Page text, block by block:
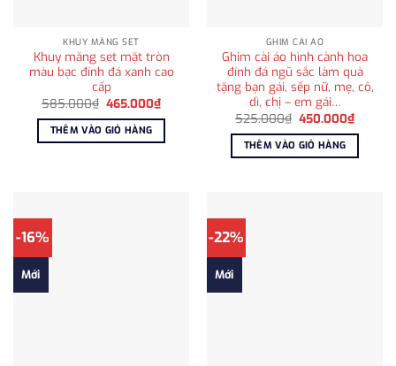
KHUY MĂNG SET
Khuy măng set mặt tròn
màu bạc đính đá xanh cao
cấp
585.000₫ Giá
là:
585.000₫.
465.000₫Giá
hiện
tại
465.000₫.
THÊM VÀO GIỎ HÀNG
GHIM CÀI ÁO
Ghim cài áo hình cành hoa
đính đá ngũ sắc làm quà
tặng bạn gái, sếp nữ, mẹ, cô,
dì, chị – em gái…
525.000₫ Giá
là:
525.000₫.
450.000₫Giá
hiện
tại
THÊM VÀO GIỎ HÀNG
-16%
Mới
-22%
Mới